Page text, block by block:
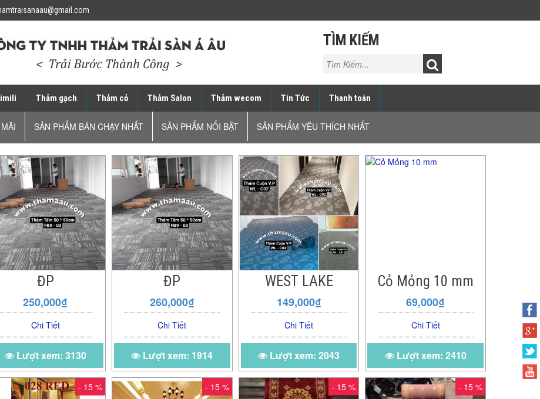
TÌM KIẾM
Thảm gạch Thảm cỏ Thảm Salon Thảm wecom Tin Tức Thanh toán
SẢN PHẨM BÁN CHẠY NHẤT SẢN PHẨM NỔI BẬT SẢN PHẨM YÊU THÍCH NHẤT
ĐP
250,000₫
Chi Tiết
Lượt xem: 3130
ĐP
260,000₫
Chi Tiết
Lượt xem: 1914
WEST LAKE
149,000₫
Chi Tiết
Lượt xem: 2043
Cỏ Mỏng 10 mm
69,000₫
Chi Tiết
Lượt xem: 2410
- 15 % - 15 % - 15 % - 15 %